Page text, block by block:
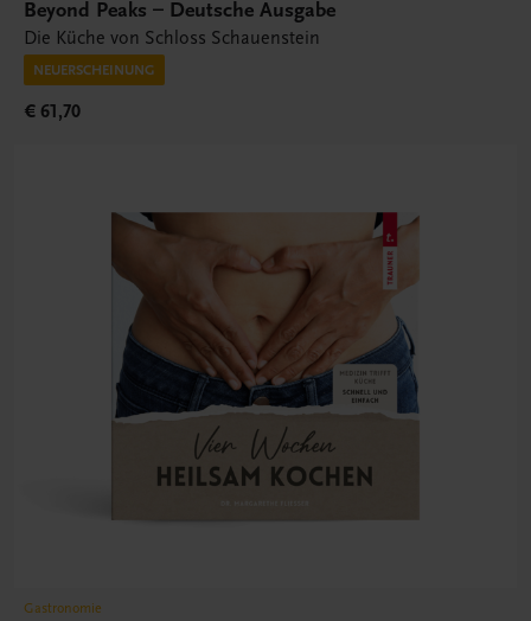
Beyond Peaks – Deutsche Ausgabe
Die Küche von Schloss Schauenstein
NEUERSCHEINUNG
€ 61,70
Gastronomie